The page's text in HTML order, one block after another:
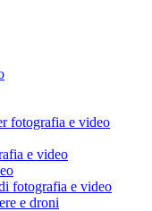
fotografia e video
e video
fotografia e video
e droni